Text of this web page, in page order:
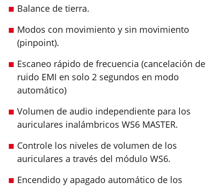
Balance de tierra.
Modos con movimiento y sin movimiento
(pinpoint).
Escaneo rápido de frecuencia (cancelación de
ruido EMI en solo 2 segundos en modo
automático)
Volumen de audio independiente para los
auriculares inalámbricos WS6 MASTER.
Controle los niveles de volumen de los
auriculares a través del módulo WS6.
Encendido y apagado automático de los